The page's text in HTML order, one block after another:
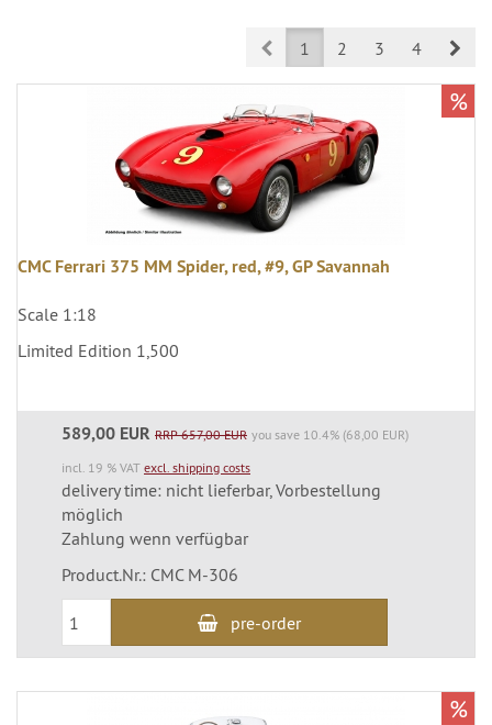
Prev1 2 3 4
CMC Ferrari 375 MM Spider, red, #9, GP Savannah
Scale 1:18
Limited Edition 1,500
589,00 EUR RRP 657,00 EUR you save 10.4% (68,00 EUR)
incl. 19 % VAT excl. shipping costs
delivery time: nicht lieferbar, Vorbestellung
möglich
Zahlung wenn verfügbar
Product.Nr.: CMC M-306
pre-order
%
%